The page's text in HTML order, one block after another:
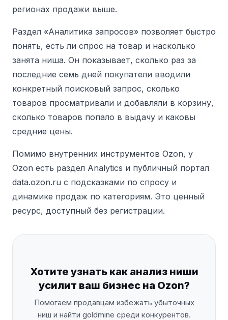
регионах продажи выше.
Раздел «Аналитика запросов» позволяет быстро
понять, есть ли спрос на товар и насколько
занята ниша. Он показывает, сколько раз за
последние семь дней покупатели вводили
конкретный поисковый запрос, сколько
товаров просматривали и добавляли в корзину,
сколько товаров попало в выдачу и каковы
средние цены.
Помимо внутренних инструментов Ozon, у
Ozon есть раздел Analytics и публичный портал
data.ozon.ru с подсказками по спросу и
динамике продаж по категориям. Это ценный
ресурс, доступный без регистрации.
Хотите узнать как анализ ниши
усилит ваш бизнес на Ozon?
Помогаем продавцам избежать убыточных
ниш и найти goldmine среди конкурентов.